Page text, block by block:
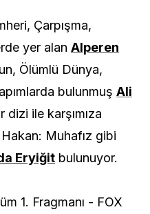
Çarpışma,
yer alan Alperen
Ölümlü Dünya,
bulunmuş Ali
dizi ile karşımıza
Muhafız gibi
Eryiğit bulunuyor.